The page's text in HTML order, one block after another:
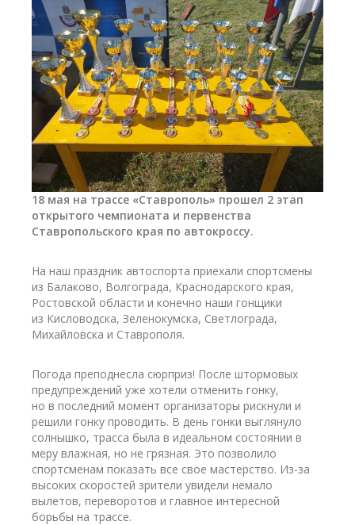
18 мая на трассе «Ставрополь» прошел 2 этап
открытого чемпионата и первенства
Ставропольского края по автокроссу.
На наш праздник автоспорта приехали спортсмены
из Балаково, Волгограда, Краснодарского края,
Ростовской области и конечно наши гонщики
из Кисловодска, Зеленокумска, Светлограда,
Михайловска и Ставрополя.
Погода преподнесла сюрприз! После штормовых
предупреждений уже хотели отменить гонку,
но в последний момент организаторы рискнули и
решили гонку проводить. В день гонки выглянуло
солнышко, трасса была в идеальном состоянии в
меру влажная, но не грязная. Это позволило
спортсменам показать все свое мастерство. Из-за
высоких скоростей зрители увидели немало
вылетов, переворотов и главное интересной
борьбы на трассе.